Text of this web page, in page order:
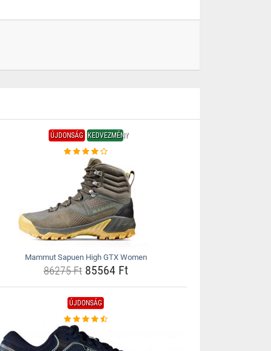
ÚJDONSÁG KEDVEZMÉNY
Mammut Sapuen High GTX Women
86275 Ft85564 Ft
ÚJDONSÁG